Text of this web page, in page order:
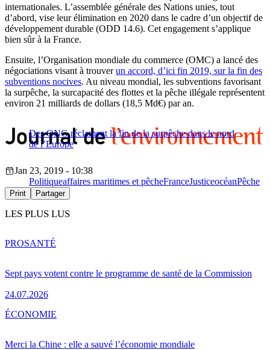
internationales. L’assemblée générale des Nations unies, tout
d’abord, vise leur élimination en 2020 dans le cadre d’un objectif de
développement durable (ODD 14.6). Cet engagement s’applique
bien sûr à la France.
Ensuite, l’Organisation mondiale du commerce (OMC) a lancé des
négociations visant à trouverun accord, d’ici fin 2019, sur la fin des
subventions nocives. Au niveau mondial, les subventions favorisant
la surpêche, la surcapacité des flottes et la pêche illégale représentent
environ 21 milliards de dollars (18,5 Md€) par an.
Des ONG réclament la fin de la surpêche dans le nord
de l’Europe
Jan 23, 2019 - 10:38
Politiqueaffaires maritimes et pêcheFranceJusticeocéanPêche
Print Partager
LES PLUS LUS
Sept pays votent contre le programme de santé de la Commission
24.07.2026
PROSANTÉ
Merci la Chine : elle a sauvé l’économie mondiale
ÉCONOMIE